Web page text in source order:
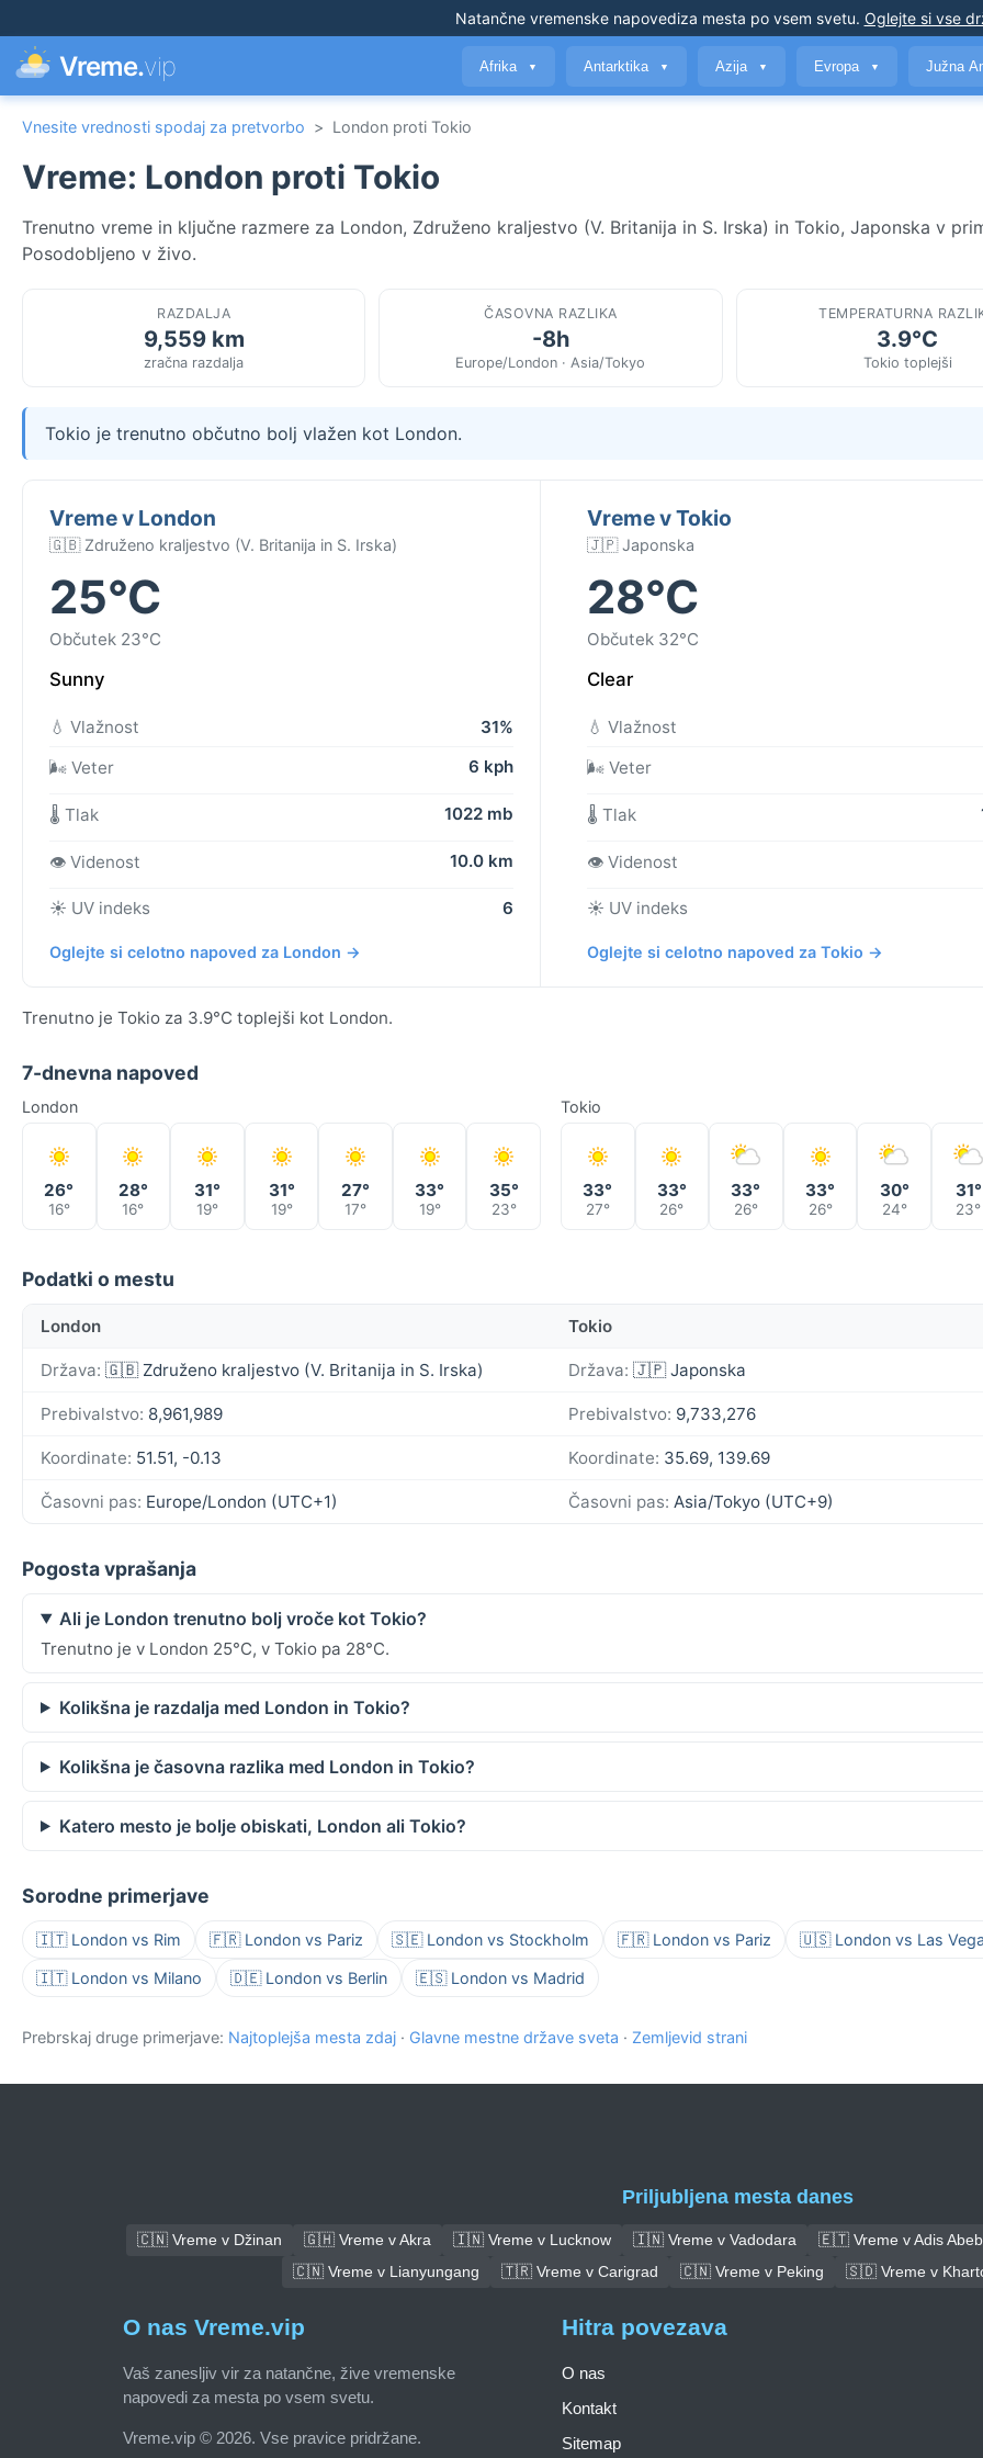
Natančne vremenske napovediza mesta po vsem svetu. Oglejte si vse
Vreme.vip Afrika ▼ Antarktika ▼ Azija ▼ Evropa ▼ Južna
Vnesite vrednosti spodaj za pretvorbo > London proti Tokio
Vreme: London proti Tokio
Trenutno vreme in ključne razmere za London, Združeno kraljestvo (V. Britanija in S. Irska) in Tokio, Japonska v
Posodobljeno v živo.
RAZDALJA
9,559 km
zračna razdalja
ČASOVNA RAZLIKA
-8h
Europe/London · Asia/Tokyo
TEMPERATURNA
3.9°C
Tokio toplejši
Tokio je trenutno občutno bolj vlažen kot London.
Vreme v London
🇬🇧 Združeno kraljestvo (V. Britanija in S. Irska)
25°C
Občutek 23°C
Sunny
💧 Vlažnost
31%
🌬️ Veter
6 kph
🌡️ Tlak 1022 mb
👁️ Videnost 10.0 km
☀️ UV indeks 6
Oglejte si celotno napoved za London →
Vreme v Tokio
🇯🇵 Japonska
28°C
Občutek 32°C
Clear
💧 Vlažnost
🌬️ Veter
🌡️ Tlak
👁️ Videnost
☀️ UV indeks
Oglejte si celotno napoved za Tokio →
Trenutno je Tokio za 3.9°C toplejši kot London.
7-dnevna napoved
London
26°
16°
28°
16°
31°
19°
31°
19°
27°
17°
33°
19°
35°
23°
Tokio
33°
27°
33°
26°
33°
26°
33°
26°
30°
24°
31°
23°
Podatki o mestu
London Tokio
Država: 🇬🇧 Združeno kraljestvo (V. Britanija in S. Irska) Država: 🇯🇵 Japonska
Prebivalstvo: 8,961,989 Prebivalstvo: 9,733,276
Koordinate: 51.51, -0.13 Koordinate: 35.69, 139.69
Časovni pas: Europe/London (UTC+1) Časovni pas: Asia/Tokyo (UTC+9)
Pogosta vprašanja
Ali je London trenutno bolj vroče kot Tokio?
Trenutno je v London 25°C, v Tokio pa 28°C.
Kolikšna je razdalja med London in Tokio?
Kolikšna je časovna razlika med London in Tokio?
Katero mesto je bolje obiskati, London ali Tokio?
Sorodne primerjave
🇮🇹 London vs Rim 🇫🇷 London vs Pariz 🇸🇪 London vs Stockholm 🇫🇷 London vs Pariz 🇺🇸 London vs Las
🇮🇹 London vs Milano 🇩🇪 London vs Berlin 🇪🇸 London vs Madrid
Prebrskaj druge primerjave: Najtoplejša mesta zdaj · Glavne mestne države sveta · Zemljevid strani
Priljubljena mesta danes
🇨🇳 Vreme v Džinan 🇬🇭 Vreme v Akra 🇮🇳 Vreme v Lucknow 🇮🇳 Vreme v Vadodara
🇪🇹 Vreme v Adis
🇨🇳 Vreme v Lianyungang
🇹🇷 Vreme v Carigrad 🇨🇳 Vreme v Peking 🇸🇩 Vreme v
O nas Vreme.vip
Vaš zanesljiv vir za natančne, žive vremenske
napovedi za mesta po vsem svetu.
Vreme.vip © 2026. Vse pravice pridržane.
Hitra povezava
O nas
Kontakt
Sitemap